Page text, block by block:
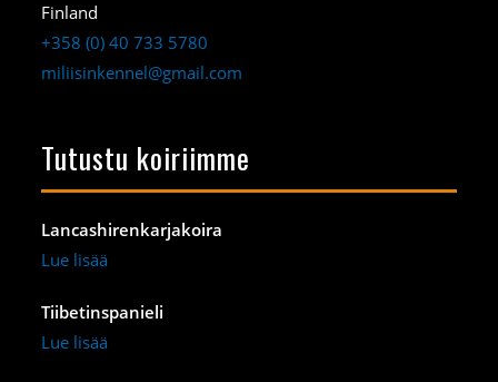
Finland
+358 (0) 40 733 5780
miliisinkennel@gmail.com
Tutustu koiriimme
Lancashirenkarjakoira
Lue lisää
Tiibetinspanieli
Lue lisää